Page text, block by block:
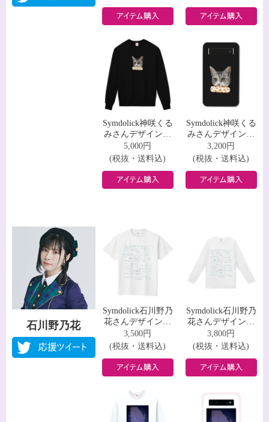
Symdolick神咲くる
みさんデザインス
ウェット
5,000円
(税抜・送料込)
Symdolick神咲くる
みさんデザインモ
バイルバッテリー
3,200円
(税抜・送料込)
石川野乃花
Symdolick石川野乃
花さんデザインＴ
シャツ
3,500円
(税抜・送料込)
Symdolick石川野乃
花さんデザインロ
ングスリーブＴシ
ャツ
3,800円
(税抜・送料込)